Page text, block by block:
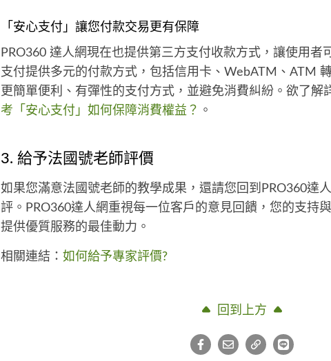
「安心支付」讓您付款交易更有保障
PRO360 達人網現在也提供第三方支付收款方式，讓使用者
支付提供多元的付款方式，包括信用卡、WebATM、ATM
更簡單便利、有彈性的支付方式，並避免消費糾紛。欲了解
考「安心支付」如何保障消費權益？ 。
3. 給予法國號老師評價
如果您滿意法國號老師的教學成果，還請您回到PRO360達
評。PRO360達人網重視每一位客戶的意見回饋，您的支持
提供優質服務的最佳動力。
相關連結： 如何給予專家評價?
回到上方